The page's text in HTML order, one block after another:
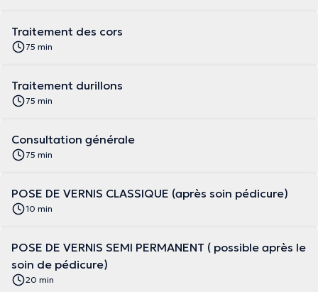
Traitement des cors
75 min
Traitement durillons
75 min
Consultation générale
75 min
POSE DE VERNIS CLASSIQUE (après soin pédicure)
10 min
POSE DE VERNIS SEMI PERMANENT ( possible après le
soin de pédicure)
20 min